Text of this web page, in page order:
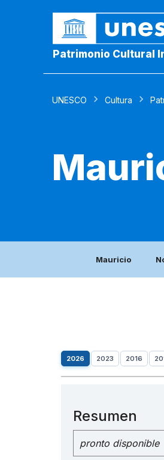
Patrimonio Cultural
UNESCO Cultura
Mauricio
2026 2023 2016
Resumen
pronto disponible